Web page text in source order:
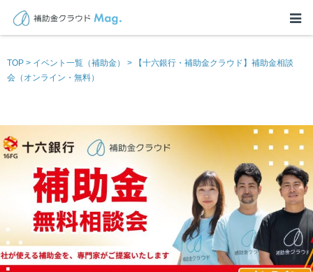
TOP > イベント一覧（補助金） >
【十六銀行・補助金クラウド】補助金相談
会（オンライン・無料）